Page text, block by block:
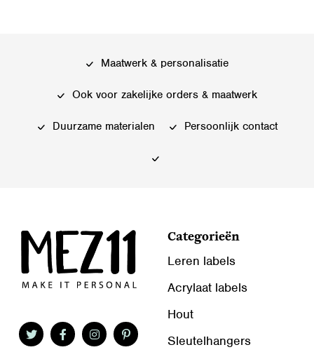
Maatwerk & personalisatie
Ook voor zakelijke orders & maatwerk
Duurzame materialen Persoonlijk contact
Categorieën
Leren labels
Acrylaat labels
Hout
Sleutelhangers